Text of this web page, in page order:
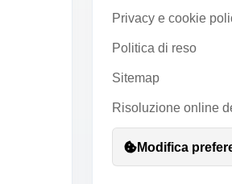
Privacy e cookie
Politica di reso
Sitemap
Risoluzione online
Modifica